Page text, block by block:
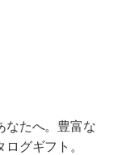
なたへ。豊富な
グギフト。